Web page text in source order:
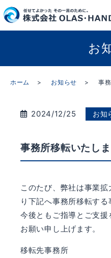
お
ホーム お知らせ 事
2024/12/25 お知
事務所移転いたしま
このたび、弊社は事業
り下記へ事務所移転する
今後ともご指導とご支援
お願い申し上げます。
移転先事務所